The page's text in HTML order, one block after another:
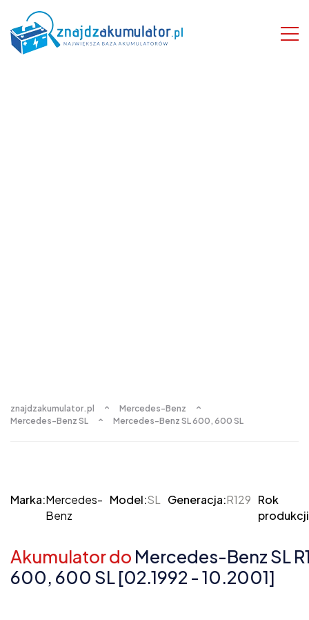
znajdzakumulator.pl
Mercedes-Benz
Mercedes-Benz SL
Mercedes-Benz SL 600, 600 SL
Marka:Mercedes-
Benz
Model:SL Generacja:R129 Rok
Akumulator do Mercedes-Benz SL
600, 600 SL [02.1992 - 10.2001]